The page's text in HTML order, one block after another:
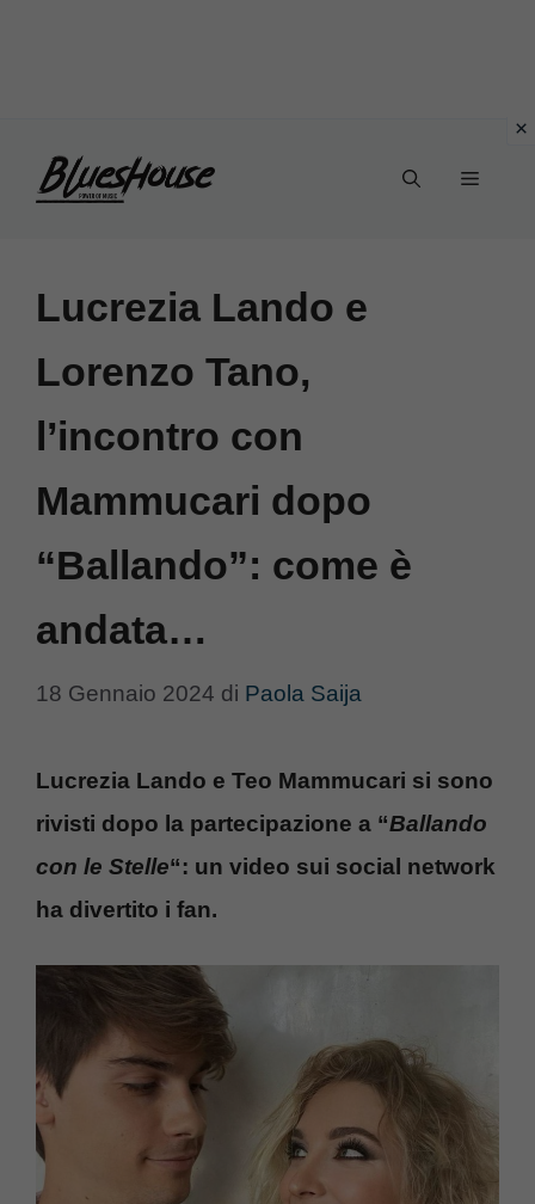
Menu
Lucrezia Lando e
Lorenzo Tano,
l’incontro con
Mammucari dopo
“Ballando”: come è
andata…
18 Gennaio 2024 di Paola Saija
Lucrezia Lando e Teo Mammucari si sono
rivisti dopo la partecipazione a “Ballando
con le Stelle“: un video sui social network
ha divertito i fan.